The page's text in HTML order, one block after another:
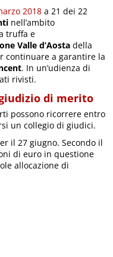
2018 a 21 dei 22
nell’ambito
truffa e
Valle d’Aosta della
continuare a garantire la
. In un’udienza di
rivisti.
di merito
possono ricorrere entro
un collegio di giudici.
il 27 giugno. Secondo il
di euro in questione
allocazione di